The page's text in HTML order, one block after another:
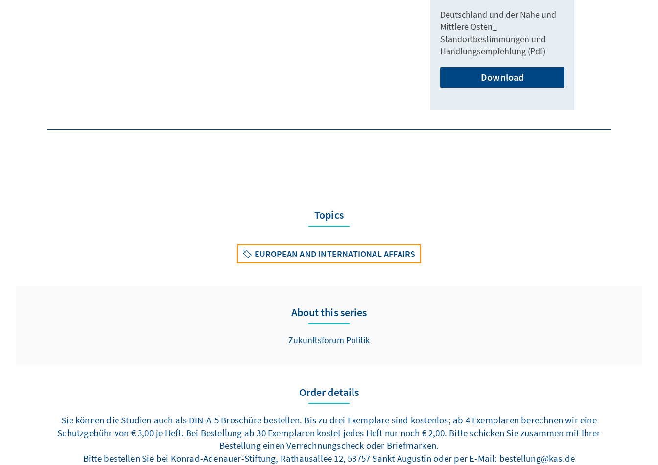
Deutschland und der Nahe und
Mittlere Osten_
Standortbestimmungen und
Handlungsempfehlung (Pdf)
Download
Topics
EUROPEAN AND INTERNATIONAL AFFAIRS
About this series
Zukunftsforum Politik
Order details
Sie können die Studien auch als DIN-A-5 Broschüre bestellen. Bis zu drei Exemplare sind kostenlos; ab 4 Exemplaren berechnen wir eine
Schutzgebühr von € 3,00 je Heft. Bei Bestellung ab 30 Exemplaren kostet jedes Heft nur noch € 2,00. Bitte schicken Sie zusammen mit Ihrer
Bestellung einen Verrechnungscheck oder Briefmarken.
Bitte bestellen Sie bei Konrad-Adenauer-Stiftung, Rathausallee 12, 53757 Sankt Augustin oder per E-Mail: bestellung@kas.de